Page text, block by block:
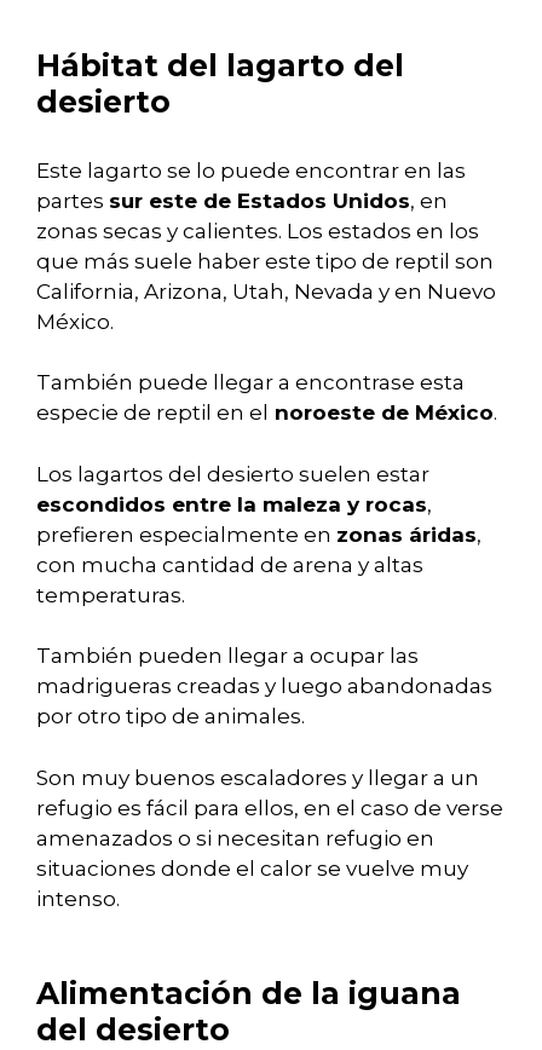
Hábitat del lagarto del
desierto
Este lagarto se lo puede encontrar en las
partes sur este de Estados Unidos, en
zonas secas y calientes. Los estados en los
que más suele haber este tipo de reptil son
California, Arizona, Utah, Nevada y en Nuevo
México.
También puede llegar a encontrase esta
especie de reptil en el noroeste de México.
Los lagartos del desierto suelen estar
escondidos entre la maleza y rocas,
prefieren especialmente en zonas áridas,
con mucha cantidad de arena y altas
temperaturas.
También pueden llegar a ocupar las
madrigueras creadas y luego abandonadas
por otro tipo de animales.
Son muy buenos escaladores y llegar a un
refugio es fácil para ellos, en el caso de verse
amenazados o si necesitan refugio en
situaciones donde el calor se vuelve muy
intenso.
Alimentación de la iguana
del desierto